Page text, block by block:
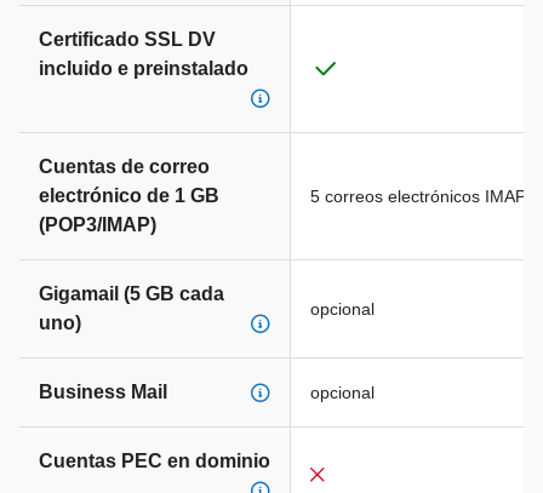
Certificado SSL DV
incluido e preinstalado
Cuentas de correo
electrónico de 1 GB
(POP3/IMAP)
5 correos electrónicos IMAP
Gigamail (5 GB cada
uno)
opcional
Business Mail opcional
Cuentas PEC en dominio